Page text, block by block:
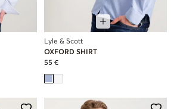
Lyle & Scott
OXFORD SHIRT
55 €